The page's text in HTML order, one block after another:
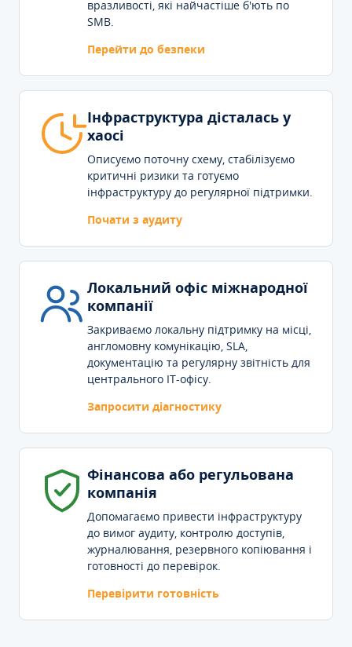
вразливості, які найчастіше б'ють по
SMB.
Перейти до безпеки
Інфраструктура дісталась у
хаосі
Описуємо поточну схему, стабілізуємо
критичні ризики та готуємо
інфраструктуру до регулярної підтримки.
Почати з аудиту
Локальний офіс міжнародної
компанії
Закриваємо локальну підтримку на місці,
англомовну комунікацію, SLA,
документацію та регулярну звітність для
центрального IT-офісу.
Запросити діагностику
Фінансова або регульована
компанія
Допомагаємо привести інфраструктуру
до вимог аудиту, контролю доступів,
журналювання, резервного копіювання і
готовності до перевірок.
Перевірити готовність